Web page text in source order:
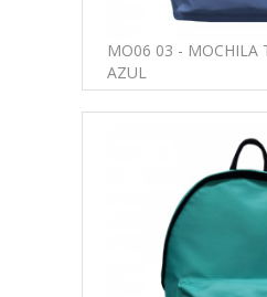
MO06 03 - MOCHILA
AZUL